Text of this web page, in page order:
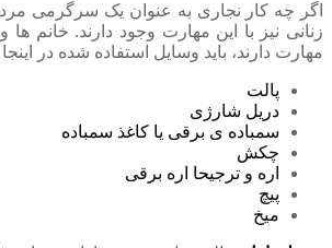
اگر چه کار نجاری به عنوان یک سرگرمی
زنانی نیز با این مهارت وجود دارند. خانم ها
مهارت دارند، باید وسایل استفاده شده در
پالت
دریل شارژی
سمباده ی برقی یا کاغذ سمباده
چکش
اره و ترجیحا اره برقی
پیچ
میخ